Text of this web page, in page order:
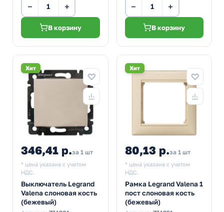
− +
В корзину
− +
В корзину
Хит
346,41 р.за 1 шт
* цена указана с учетом
НДС.
Выключатель Legrand
Valena слоновая кость
(бежевый)
Хит
80,13 р.за 1 шт
* цена указана с учетом
НДС.
Рамка Legrand Valena 1
пост слоновая кость
(бежевый)